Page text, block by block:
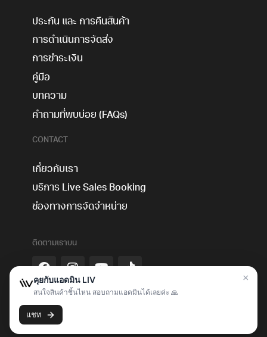
ประกัน และ การคืนสินค้า
การดำเนินการจัดส่ง
การชำระเงิน
คู่มือ
บทความ
คำถามที่พบบ่อย (FAQs)
CONTACT
เกี่ยวกับเรา
บริการ Live Sales Booking
ช่องทางการจัดจำหน่าย
ติดตามเราบน
Livcommerce Co., Ltd. 172-174 Na Muang Rd., T.Nai-Muang,
A.Muang, Khon Kaen 40000, Thailand Tel: +66922875355
Tax ID: 0405565001168